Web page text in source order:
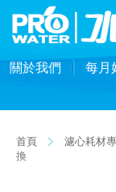
關於我們 每月
首頁 濾心耗材
換